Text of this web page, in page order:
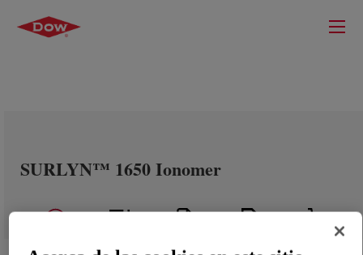
SURLYN™ 1650 Ionomer